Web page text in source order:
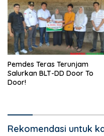
Pemdes Teras Terunjam
Salurkan BLT-DD Door To
Door!
Rekomendasi untuk